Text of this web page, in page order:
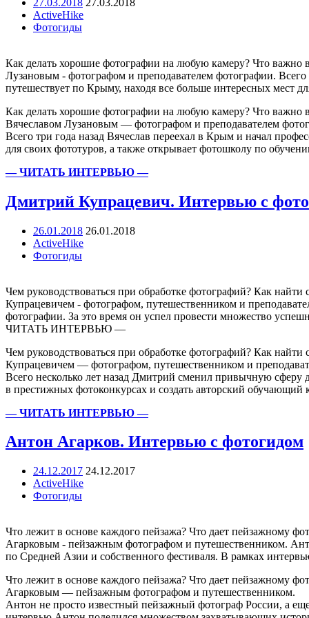
ActiveHike
Фотогиды
Как делать хорошие фотографии на любую камеру? Что
Лузановым - фотографом и преподавателем фотографии.
путешествует по Крыму, находя все больше интересных
Как делать хорошие фотографии на любую камеру? Что
Вячеславом Лузановым — фотографом и преподавателем
Всего три года назад Вячеслав переехал в Крым и начал
для своих фототуров, а также открывает фотошколу по
— ЧИТАТЬ ИНТЕРВЬЮ —
Дмитрий Купрацевич. Интервью с
26.01.2018 26.01.2018
ActiveHike
Фотогиды
Чем руководствоваться при обработке фотографий? Как
Купрацевичем - фотографом, путешественником и
фотографии. За это время он успел провести множество
ЧИТАТЬ ИНТЕРВЬЮ —
Чем руководствоваться при обработке фотографий? Как
Купрацевичем — фотографом, путешественником и
Всего несколько лет назад Дмитрий сменил привычную сферу
в престижных фотоконкурсах и создать авторский
— ЧИТАТЬ ИНТЕРВЬЮ —
Антон Агарков. Интервью с фотогидом
24.12.2017 24.12.2017
ActiveHike
Фотогиды
Что лежит в основе каждого пейзажа? Что дает пейзажному
Агарковым - пейзажным фотографом и путешественником.
по Средней Азии и собственного фестиваля. В рамках
Что лежит в основе каждого пейзажа? Что дает пейзажному
Агарковым — пейзажным фотографом и путешественником.
Антон не просто известный пейзажный фотограф России, а